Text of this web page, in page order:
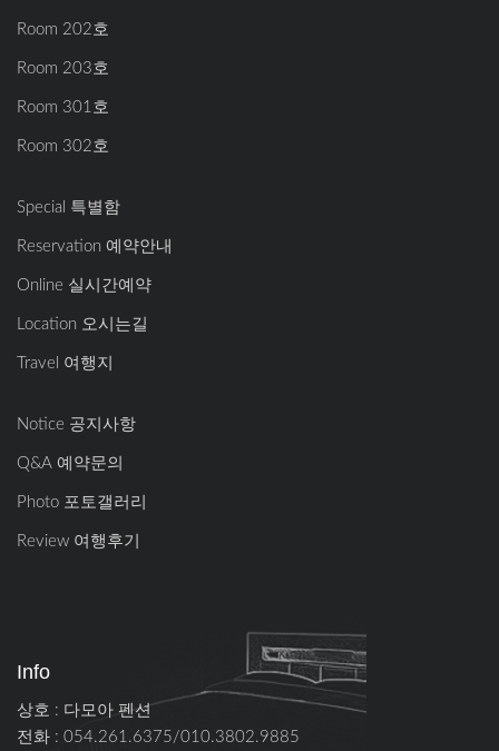
Room 202호
Room 203호
Room 301호
Room 302호
Special 특별함
Reservation 예약안내
Online 실시간예약
Location 오시는길
Travel 여행지
Notice 공지사항
Q&A 예약문의
Photo 포토갤러리
Review 여행후기
Info
상호 : 다모아 펜션
전화 : 054.261.6375/010.3802.9885